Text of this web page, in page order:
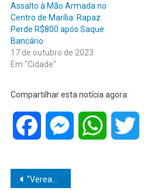
Assalto à Mão Armada no
Centro de Marília: Rapaz
Perde R$800 após Saque
Bancário
17 de outubro de 2023
Em "Cidade"
Compartilhar esta notícia agora:
Facebook MessengerWhatsApp
Navegação
“Vereador Luiz Eduardo Nardi exige providências urgentes para caótica situação na frota de ambulâncias de Marília: ‘Urgência é palavra-chave'”